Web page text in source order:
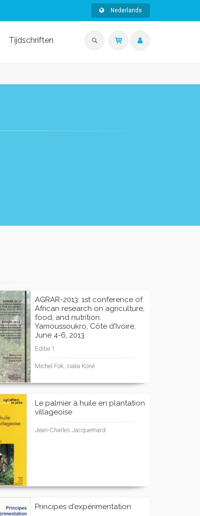
Nederlands
Tijdschriften
AGRAR-2013: 1st conference of
African research on agriculture,
food, and nutrition.
Yamoussoukro, Côte d'Ivoire,
June 4-6, 2013
Editie 1
Michel Fok, siaka Koné
Le palmier à huile en plantation
villageoise
Jean-Charles Jacquemard
Principes d'expérimentation